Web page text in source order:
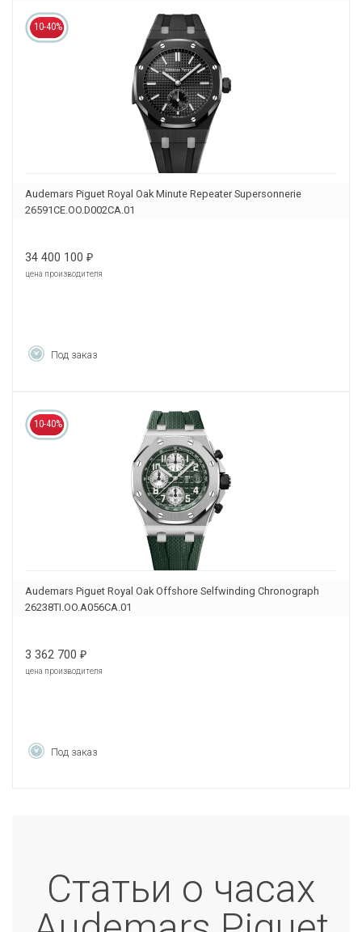
10-40%
Audemars Piguet Royal Oak Minute Repeater Supersonnerie
26591CE.OO.D002CA.01
34 400 100 ₽
цена производителя
Под заказ
10-40%
Audemars Piguet Royal Oak Offshore Selfwinding Chronograph
26238TI.OO.A056CA.01
3 362 700 ₽
цена производителя
Под заказ
Статьи о часах